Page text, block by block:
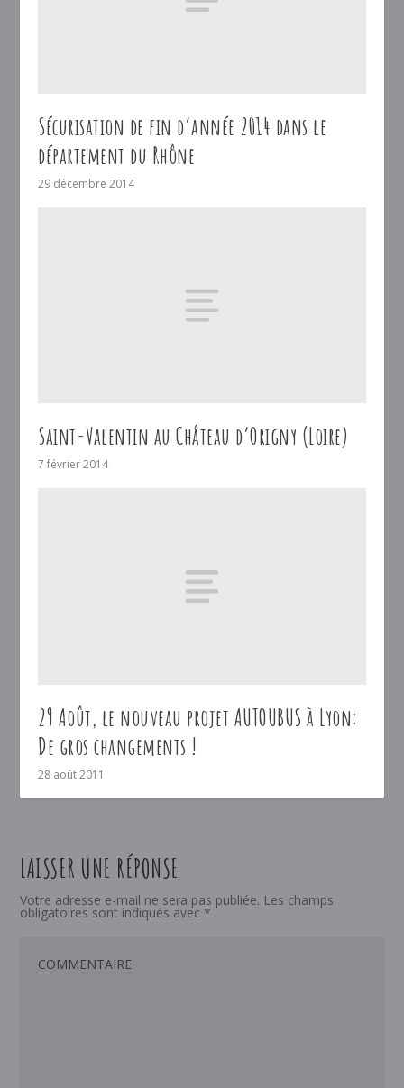
Sécurisation de fin d’année 2014 dans le
département du Rhône
29 décembre 2014
Saint-Valentin au Château d’Origny (Loire)
7 février 2014
29 Août, le nouveau projet AUTOUBUS à Lyon:
De gros changements !
28 août 2011
LAISSER UNE RÉPONSE
Votre adresse e-mail ne sera pas publiée. Les champs
obligatoires sont indiqués avec *